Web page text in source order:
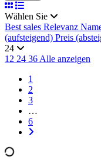
Wählen Sie
Best sales Relevanz
(aufsteigend) Preis
24
12 24 36Alle anzeigen
1
2
3
…
6